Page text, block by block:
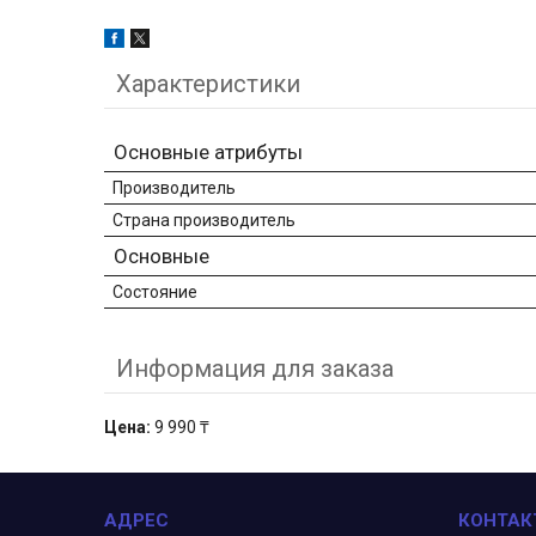
Характеристики
Основные атрибуты
Производитель
Страна производитель
Основные
Состояние
Информация для заказа
Цена: 9 990 ₸